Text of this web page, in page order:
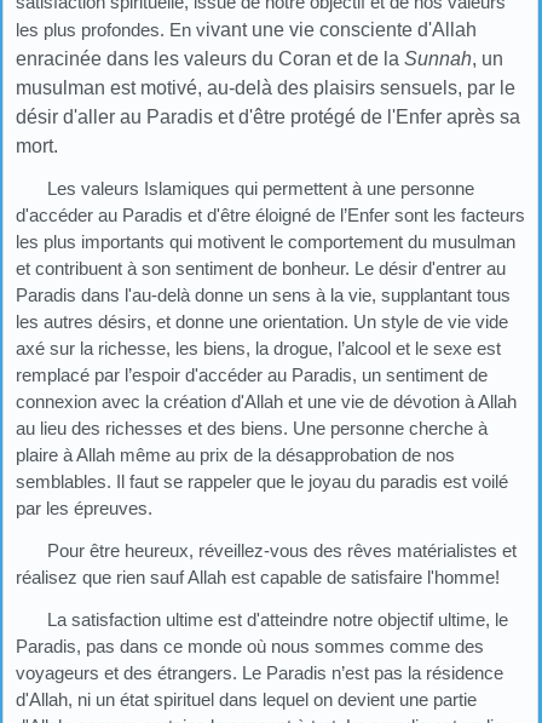
les plus profondes. En vivant une vie consciente d'Allah
enracinée dans les valeurs du Coran et de la Sunnah, un
musulman est motivé, au-delà des plaisirs sensuels, par le
désir d'aller au Paradis et d'être protégé de l'Enfer après sa
mort.
Les valeurs Islamiques qui permettent à une personne
d'accéder au Paradis et d'être éloigné de l’Enfer sont les facteurs
les plus importants qui motivent le comportement du musulman
et contribuent à son sentiment de bonheur. Le désir d'entrer au
Paradis dans l'au-delà donne un sens à la vie, supplantant tous
les autres désirs, et donne une orientation. Un style de vie vide
axé sur la richesse, les biens, la drogue, l’alcool et le sexe est
remplacé par l’espoir d'accéder au Paradis, un sentiment de
connexion avec la création d'Allah et une vie de dévotion à Allah
au lieu des richesses et des biens. Une personne cherche à
plaire à Allah même au prix de la désapprobation de nos
semblables. Il faut se rappeler que le joyau du paradis est voilé
par les épreuves.
Pour être heureux, réveillez-vous des rêves matérialistes et
réalisez que rien sauf Allah est capable de satisfaire l'homme!
La satisfaction ultime est d'atteindre notre objectif ultime, le
Paradis, pas dans ce monde où nous sommes comme des
voyageurs et des étrangers. Le Paradis n’est pas la résidence
d'Allah, ni un état spirituel dans lequel on devient une partie